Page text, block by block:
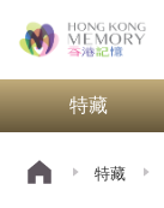
特藏
特藏